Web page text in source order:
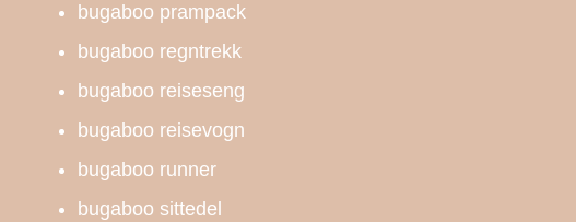
bugaboo prampack
bugaboo regntrekk
bugaboo reiseseng
bugaboo reisevogn
bugaboo runner
bugaboo sittedel